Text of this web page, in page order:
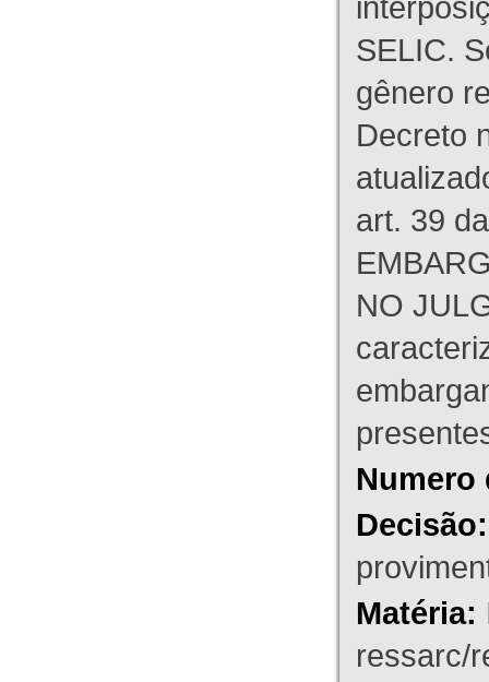
SELIC.
gênero
Decreto
art. 39
NO
Numero
Decisão:
Matéria:
ressarc/